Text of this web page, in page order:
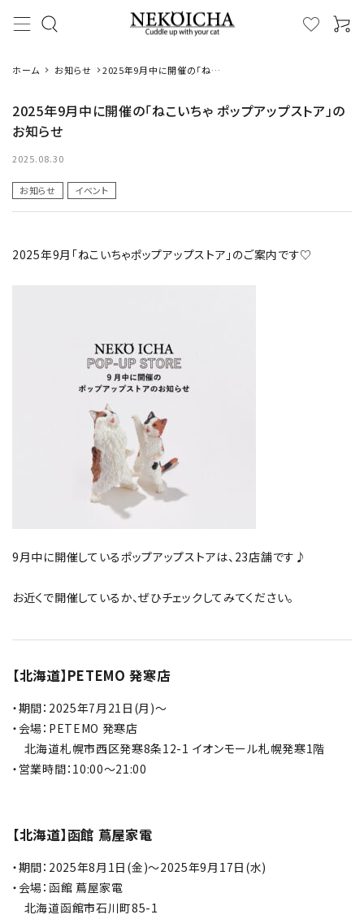
カテゴリーから探す
ハンドケア
デオドラント
ギフトセット
チャリティー
お知らせ
ねこいちゃとは
FOR OVERSEAS CUSTOMERS
会社概要
プライバシーポリシー
特定商取引法について
ホーム お知らせ
2025年9月中に開催の「ねこ
2025年9月中に開催の「ねこいちゃ ポップアップストア」の
お知らせ
2025.08.30
お知らせ イベント
2025年9月「ねこいちゃポップアップストア」のご案内です♡
9月中に開催しているポップアップストアは、23店舗です♪
お近くで開催しているか、ぜひチェックしてみてください。
【北海道】PETEMO 発寒店
・期間：2025年7月21日(月)～
・会場：PETEMO 発寒店
北海道札幌市西区発寒8条12-1 イオンモール札幌発寒1階
・営業時間：10:00～21:00
【北海道】函館 蔦屋家電
・期間：2025年8月1日(金)～2025年9月17日(水)
・会場：函館 蔦屋家電
北海道函館市石川町85-1